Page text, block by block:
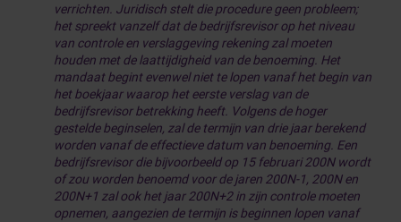
verrichten. Juridisch stelt die procedure geen probleem;
het spreekt vanzelf dat de bedrijfsrevisor op het niveau
van controle en verslaggeving rekening zal moeten
houden met de laattijdigheid van de benoeming. Het
mandaat begint evenwel niet te lopen vanaf het begin van
het boekjaar waarop het eerste verslag van de
bedrijfsrevisor betrekking heeft. Volgens de hoger
gestelde beginselen, zal de termijn van drie jaar berekend
worden vanaf de effectieve datum van benoeming. Een
bedrijfsrevisor die bijvoorbeeld op 15 februari 200N wordt
of zou worden benoemd voor de jaren 200N-1, 200N en
200N+1 zal ook het jaar 200N+2 in zijn controle moeten
opnemen, aangezien de termijn is beginnen lopen vanaf